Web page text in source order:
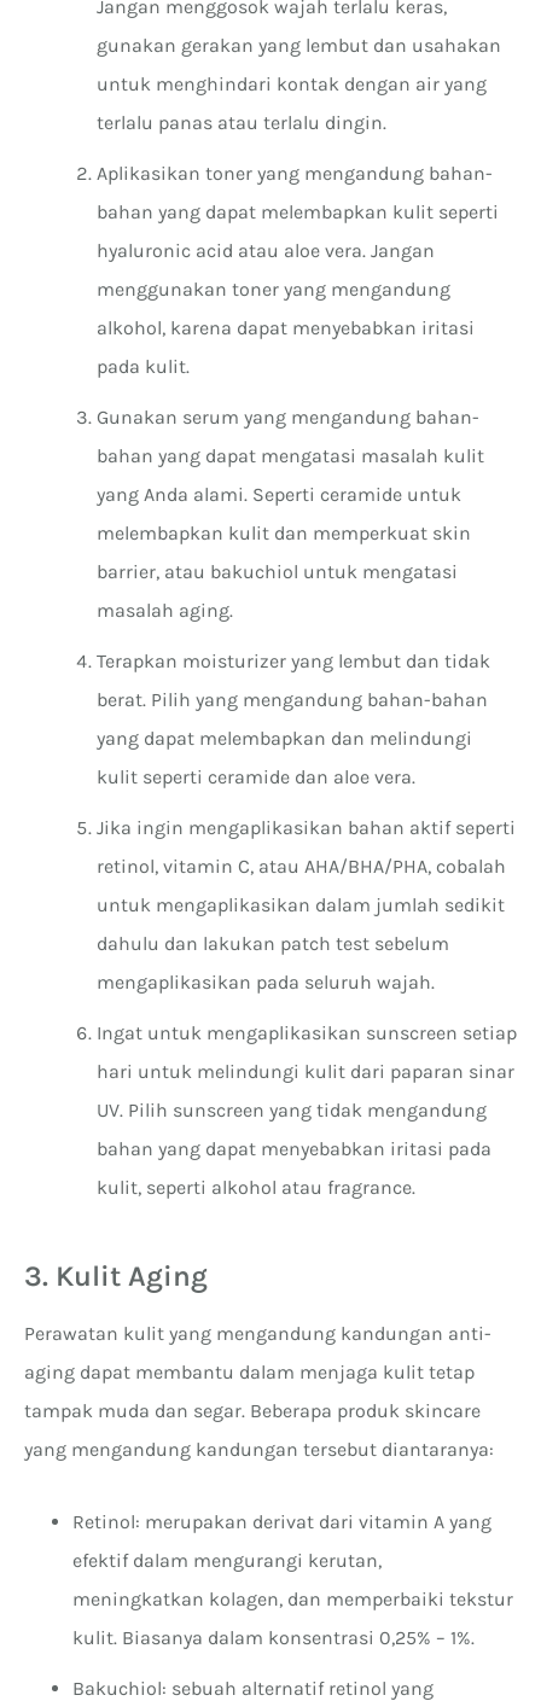
Jangan menggosok wajah terlalu keras,
gunakan gerakan yang lembut dan usahakan
untuk menghindari kontak dengan air yang
terlalu panas atau terlalu dingin.
Aplikasikan toner yang mengandung bahan-
bahan yang dapat melembapkan kulit seperti
hyaluronic acid atau aloe vera. Jangan
menggunakan toner yang mengandung
alkohol, karena dapat menyebabkan iritasi
pada kulit.
Gunakan serum yang mengandung bahan-
bahan yang dapat mengatasi masalah kulit
yang Anda alami. Seperti ceramide untuk
melembapkan kulit dan memperkuat skin
barrier, atau bakuchiol untuk mengatasi
masalah aging.
Terapkan moisturizer yang lembut dan tidak
berat. Pilih yang mengandung bahan-bahan
yang dapat melembapkan dan melindungi
kulit seperti ceramide dan aloe vera.
Jika ingin mengaplikasikan bahan aktif seperti
retinol, vitamin C, atau AHA/BHA/PHA, cobalah
untuk mengaplikasikan dalam jumlah sedikit
dahulu dan lakukan patch test sebelum
mengaplikasikan pada seluruh wajah.
Ingat untuk mengaplikasikan sunscreen setiap
hari untuk melindungi kulit dari paparan sinar
UV. Pilih sunscreen yang tidak mengandung
bahan yang dapat menyebabkan iritasi pada
kulit, seperti alkohol atau fragrance.
3. Kulit Aging
Perawatan kulit yang mengandung kandungan anti-
aging dapat membantu dalam menjaga kulit tetap
tampak muda dan segar. Beberapa produk skincare
yang mengandung kandungan tersebut diantaranya:
Retinol: merupakan derivat dari vitamin A yang
efektif dalam mengurangi kerutan,
meningkatkan kolagen, dan memperbaiki tekstur
kulit. Biasanya dalam konsentrasi 0,25% – 1%.
Bakuchiol: sebuah alternatif retinol yang